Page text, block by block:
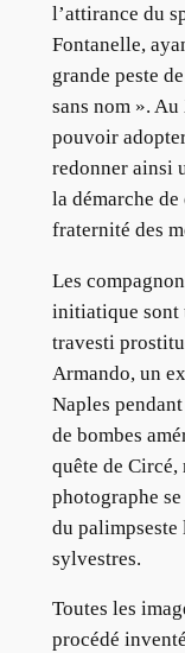
l’attirance du
Fontanelle,
grande peste
sans nom ».
pouvoir
redonner ainsi
la démarche de
fraternité des
Les
initiatique sont
travesti
Armando, un
Naples
de bombes
quête de Circé,
photographe
du
sylvestres.
Toutes les
procédé